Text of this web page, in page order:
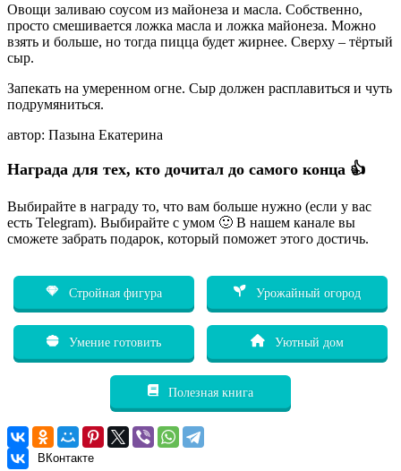
Овощи заливаю соусом из майонеза и масла. Собственно,
просто смешивается ложка масла и ложка майонеза. Можно
взять и больше, но тогда пицца будет жирнее. Сверху – тёртый
сыр.
Запекать на умеренном огне. Сыр должен расплавиться и чуть
подрумяниться.
автор: Пазына Екатерина
Награда для тех, кто дочитал до самого конца 👍
Выбирайте в награду то, что вам больше нужно (если у вас
есть Telegram). Выбирайте с умом 🙂 В нашем канале вы
сможете забрать подарок, который поможет этого достичь.
Стройная фигура Урожайный огород
Умение готовить Уютный дом
Полезная книга
ВКонтакте